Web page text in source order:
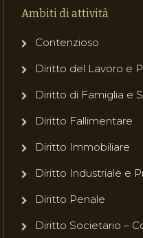
Ambiti di attività
Contenzioso
Diritto del Lavoro e
Diritto di Famiglia e
Diritto Fallimentare
Diritto Immobiliare
Diritto Industriale e
Diritto Penale
Diritto Societario –